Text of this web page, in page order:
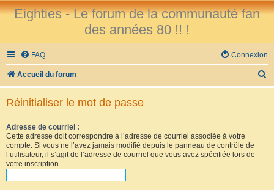
Eighties - Le forum de la communauté fan
des années 80 !! !
FAQ Connexion
Accueil du forum
e
Réinitialiser le mot de passe
Adresse de courriel :
Cette adresse doit correspondre à l’adresse de courriel associée à votre
compte. Si vous ne l’avez jamais modifié depuis le panneau de contrôle de
l’utilisateur, il s’agit de l’adresse de courriel que vous avez spécifiée lors de
votre inscription.